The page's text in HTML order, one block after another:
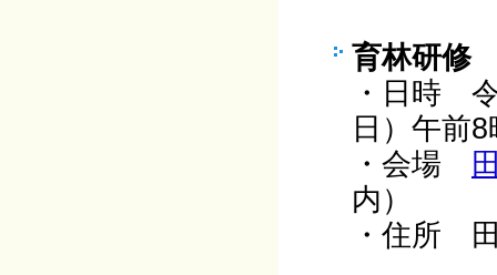
育林研修
・日時
日）午前
・会場
内
・住所